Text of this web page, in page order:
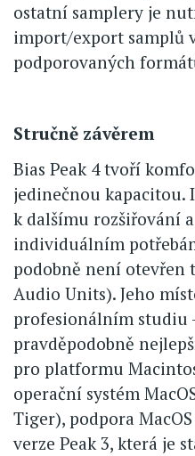
ostatní samplery je
import/export samplů
podporovaných
Stručně závěrem
Bias Peak 4 tvoří
jedinečnou kapacitou.
k dalšímu rozšiřování
individuálním
podobně není
Audio Units). Jeho
profesionálním studiu
pravděpodobně
pro platformu
operační systém
Tiger), podpora
verze Peak 3, která je